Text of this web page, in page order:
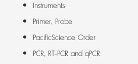
Instruments
Primer, Probe
PacificScience Order
PCR, RT-PCR and qPCR